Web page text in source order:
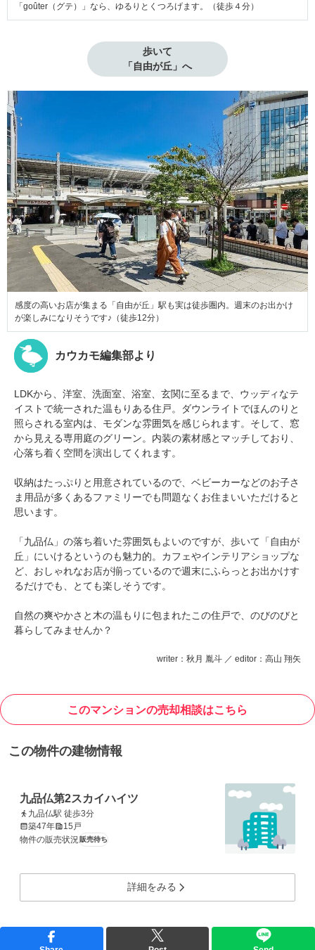
「goûter（グテ）」なら、ゆるりとくつろげます。（徒歩４分）
歩いて
「自由が丘」へ
感度の高いお店が集まる「自由が丘」駅も実は徒歩圏内。週末のお出かけ
が楽しみになりそうです♪（徒歩12分）
カウカモ編集部より
LDKから、洋室、洗面室、浴室、玄関に至るまで、ウッディなテ
イストで統一された温もりある住戸。ダウンライトでほんのりと
照らされる室内は、モダンな雰囲気を感じられます。そして、窓
から見える専用庭のグリーン。内装の素材感とマッチしており、
心落ち着く空間を演出してくれます。
収納はたっぷりと用意されているので、ベビーカーなどのお子さ
ま用品が多くあるファミリーでも問題なくお住まいいただけると
思います。
「九品仏」の落ち着いた雰囲気もよいのですが、歩いて「自由が
丘」にいけるというのも魅力的。カフェやインテリアショップな
ど、おしゃれなお店が揃っているので週末にふらっとお出かけす
るだけでも、とても楽しそうです。
自然の爽やかさと木の温もりに包まれたこの住戸で、のびのびと
暮らしてみませんか？
writer：秋月 胤斗 ／ editor：高山 翔矢
このマンションの売却相談はこちら
この物件の建物情報
九品仏第2スカイハイツ
九品仏駅 徒歩3分
築47年
15戸
物件の販売状況 販売待ち
詳細をみる